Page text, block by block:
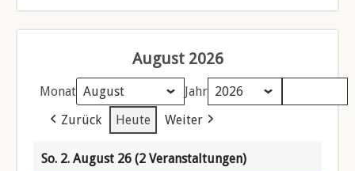
August 2026
Monat
Jahr
Zurück
Heute Weiter
So. 2. August 26(2 Veranstaltungen)